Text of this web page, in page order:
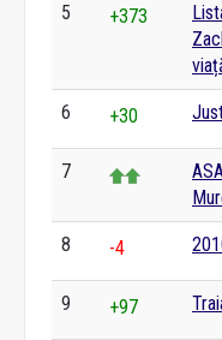
5 +373
6 +30
7
8 -4
9 +97